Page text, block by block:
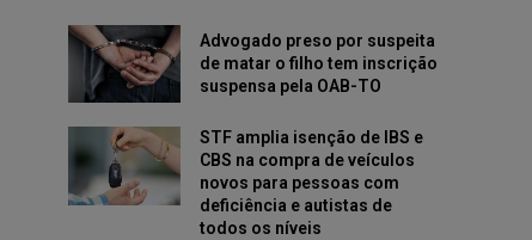
Advogado preso por suspeita
de matar o filho tem inscrição
suspensa pela OAB-TO
STF amplia isenção de IBS e
CBS na compra de veículos
novos para pessoas com
deficiência e autistas de
todos os níveis